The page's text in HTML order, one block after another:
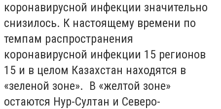
коронавирусной инфекции значительно
снизилось. К настоящему времени по
темпам распространения
коронавирусной инфекции 15 регионов
15 и в целом Казахстан находятся в
«зеленой зоне». В «желтой зоне»
остаются Нур-Султан и Северо-